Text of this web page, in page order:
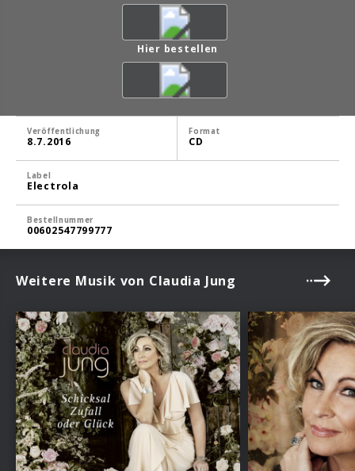
Hier bestellen
Veröffentlichung
8.7.2016
Format
CD
Label
Electrola
Bestellnummer
00602547799777
Weitere Musik von Claudia Jung